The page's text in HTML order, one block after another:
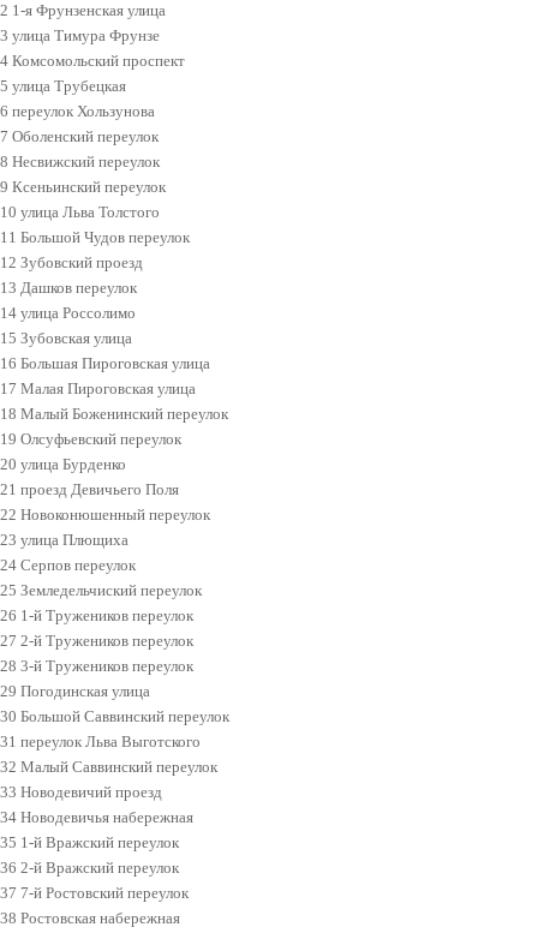
2 1-я Фрунзенская улица
3 улица Тимура Фрунзе
4 Комсомольский проспект
5 улица Трубецкая
6 переулок Хользунова
7 Оболенcкий переулок
8 Несвижский переулок
9 Ксеньинский переулок
10 улица Льва Толстого
11 Большой Чудов переулок
12 Зубовский проезд
13 Дашков переулок
14 улица Россолимо
15 Зубовская улица
16 Большая Пироговская улица
17 Малая Пироговская улица
18 Малый Боженинский переулок
19 Олсуфьевский переулок
20 улица Бурденко
21 проезд Девичьего Поля
22 Новоконюшенный переулок
23 улица Плющиха
24 Серпов переулок
25 Земледельчиский переулок
26 1-й Тружеников переулок
27 2-й Тружеников переулок
28 3-й Тружеников переулок
29 Погодинская улица
30 Большой Саввинский переулок
31 переулок Льва Выготского
32 Малый Саввинский переулок
33 Новодевичий проезд
34 Новодевичья набережная
35 1-й Вражский переулок
36 2-й Вражский переулок
37 7-й Ростовский переулок
38 Ростовская набережная